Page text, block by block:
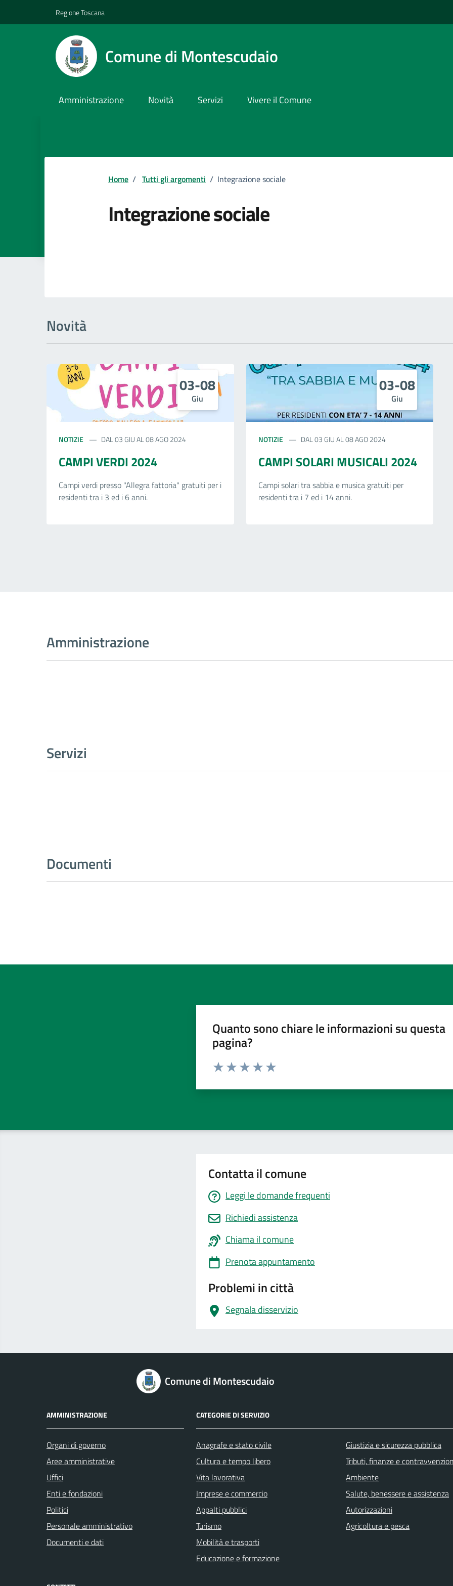
Regione Toscana
Comune di Montescudaio
Amministrazione Novità Servizi Vivere il Comune
Home / Tutti gli argomenti / Integrazione sociale
Integrazione sociale
Novità
03-08
Giu
NOTIZIE DAL 03 GIU AL 08 AGO 2024
CAMPI VERDI 2024
Campi verdi presso "Allegra fattoria" gratuiti per i
residenti tra i 3 ed i 6 anni.
03-08
Giu
NOTIZIE DAL 03 GIU AL 08 AGO 2024
CAMPI SOLARI MUSICALI 2024
Campi solari tra sabbia e musica gratuiti per
residenti tra i 7 ed i 14 anni.
Amministrazione
Servizi
Documenti
Quanto sono chiare le informazioni su questa
pagina?
Valuta da 1 a 5 stelle la pagina
Contatta il comune
Leggi le domande frequenti
Richiedi assistenza
Chiama il comune
Prenota appuntamento
Problemi in città
Segnala disservizio
Comune di Montescudaio
AMMINISTRAZIONE
Organi di governo
Aree amministrative
Uffici
Enti e fondazioni
Politici
Personale amministrativo
Documenti e dati
CATEGORIE DI SERVIZIO
Anagrafe e stato civile
Cultura e tempo libero
Vita lavorativa
Imprese e commercio
Appalti pubblici
Turismo
Mobilità e trasporti
Educazione e formazione
Giustizia e sicurezza pubblica
Tributi, finanze e
Ambiente
Salute, benessere e assistenza
Autorizzazioni
Agricoltura e pesca